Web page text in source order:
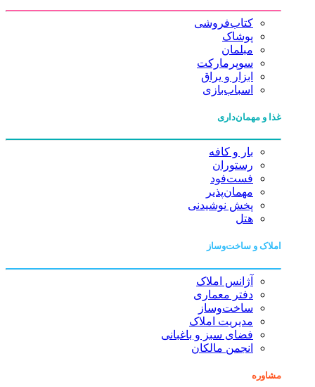
کتاب‌فروشی
پوشاک
مبلمان
سوپرمارکت
ابزار و یراق
اسباب‌بازی
غذا و مهمان‌داری
بار و کافه
رستوران
فست‌فود
مهمان‌پذیر
پخش نوشیدنی
هتل
املاک و ساخت‌وساز
آژانس املاک
دفتر معماری
ساخت‌وساز
مدیریت املاک
فضای سبز و باغبانی
انجمن مالکان
مشاوره